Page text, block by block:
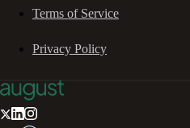
Terms of Service
Privacy Policy